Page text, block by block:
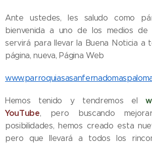
Ante ustedes, les saludo como
bienvenida a uno de los medios de
servirá para llevar la Buena Noticia a
página, nueva, Página Web
Hemos tenido y tendremos el
YouTube, pero buscando
posibilidades, hemos creado esta
pero que llevará a todos los